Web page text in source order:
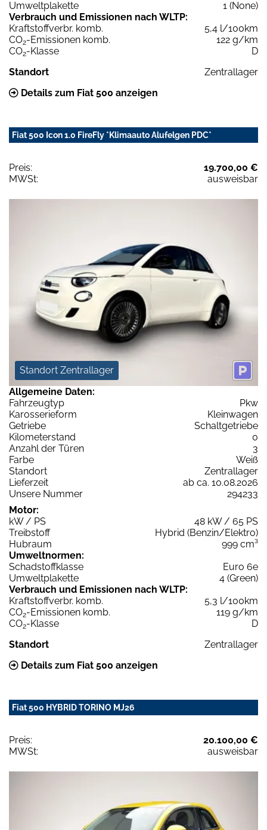
Umweltplakette
1 (None)
Verbrauch und Emissionen nach WLTP:
Kraftstoffverbr. komb.
5,4 l/100km
CO2-Emissionen komb.
122 g/km
CO2-Klasse
D
Standort
Zentrallager
Details zum Fiat 500 anzeigen
Fiat 500 Icon 1.0 FireFly *Klimaauto Alufelgen PDC*
Preis:
19.700,00 €
MWSt:
ausweisbar
Standort Zentrallager
Allgemeine Daten:
Fahrzeugtyp
Pkw
Karosserieform
Kleinwagen
Getriebe
Schaltgetriebe
Kilometerstand
0
Anzahl der Türen
3
Farbe
Weiß
Standort
Zentrallager
Lieferzeit
ab ca. 10.08.2026
Unsere Nummer
294233
Motor:
kW / PS
48 kW / 65 PS
Treibstoff
Hybrid (Benzin/Elektro)
Hubraum
999 cm³
Umweltnormen:
Schadstoffklasse
Euro 6e
Umweltplakette
4 (Green)
Verbrauch und Emissionen nach WLTP:
Kraftstoffverbr. komb.
5,3 l/100km
CO2-Emissionen komb.
119 g/km
CO2-Klasse
D
Standort
Zentrallager
Details zum Fiat 500 anzeigen
Fiat 500 HYBRID TORINO MJ26
Preis:
20.100,00 €
MWSt:
ausweisbar